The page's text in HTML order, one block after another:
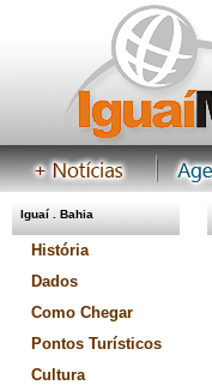
Iguaí . Bahia
História
Dados
Como Chegar
Pontos Turísticos
Cultura